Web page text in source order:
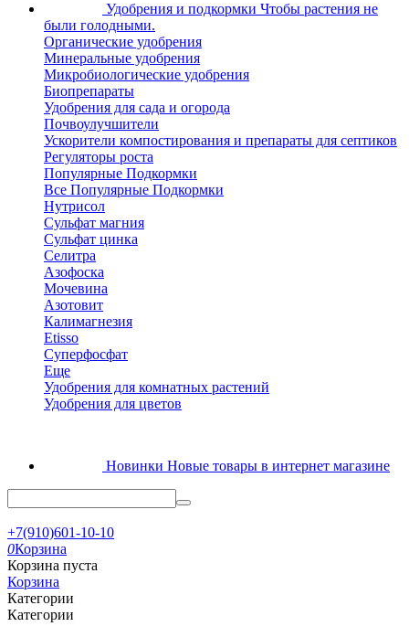
Удобрения и подкормки Чтобы растения не
были голодными.
Органические удобрения
Минеральные удобрения
Микробиологические удобрения
Биопрепараты
Удобрения для сада и огорода
Почвоулучшители
Ускорители компостирования и препараты для септиков
Регуляторы роста
Популярные Подкормки
Все Популярные Подкормки
Нутрисол
Сульфат магния
Сульфат цинка
Селитра
Азофоска
Мочевина
Азотовит
Калимагнезия
Etisso
Суперфосфат
Еще
Удобрения для комнатных растений
Удобрения для цветов
Новинки Новые товары в интернет магазине
+7(910)601-10-10
0Корзина
Корзина пуста
Корзина
Категории
Категории